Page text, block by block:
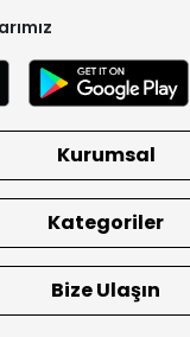
Kurumsal
Kategoriler
Bize Ulaşın